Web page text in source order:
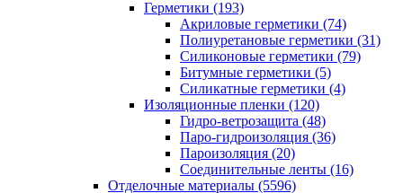
Герметики (193)
Акриловые герметики (74)
Полиуретановые герметики (31)
Силиконовые герметики (79)
Битумные герметики (5)
Силикатные герметики (4)
Изоляционные пленки (120)
Гидро-ветрозащита (48)
Паро-гидроизоляция (36)
Пароизоляция (20)
Соединительные ленты (16)
Отделочные материалы (5596)